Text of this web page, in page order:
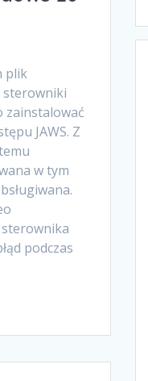
plik
sterowniki
zainstalować
JAWS. Z
w tym
podczas